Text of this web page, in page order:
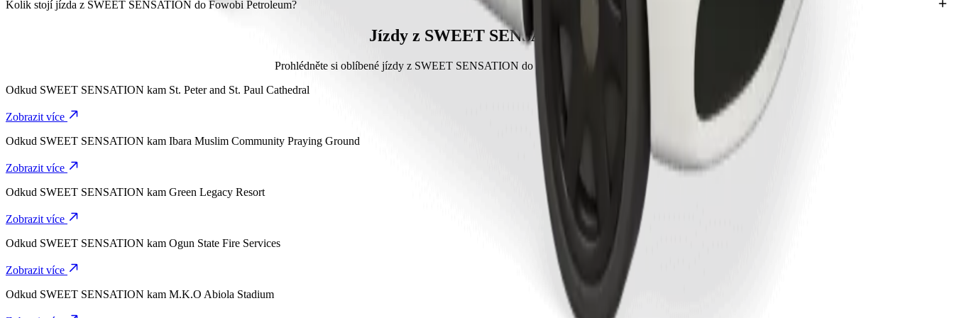
Cesta z SWEET SENSATION do Fowobi Petroleum s Bolt zabere přibližně 7 min.
Kolik stojí jízda z SWEET SENSATION do Fowobi Petroleum?
Jízdy z SWEET SENSATION
Prohlédněte si oblíbené jízdy z SWEET SENSATION do dalších míst ve městě Abeokuta.
Odkud SWEET SENSATION kam St. Peter and St. Paul Cathedral
Zobrazit více
Odkud SWEET SENSATION kam Ibara Muslim Community Praying Ground
Zobrazit více
Odkud SWEET SENSATION kam Green Legacy Resort
Zobrazit více
Odkud SWEET SENSATION kam Ogun State Fire Services
Zobrazit více
Odkud SWEET SENSATION kam M.K.O Abiola Stadium